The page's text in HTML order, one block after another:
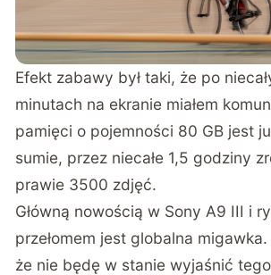
Efekt zabawy był taki, że po
minutach na ekranie miałem
pamięci o pojemności 80 GB jest
sumie, przez niecałe 1,5 godziny
prawie 3500 zdjęć.
Główną nowością w Sony A9 III i
przełomem jest globalna
że nie będę w stanie wyjaśnić